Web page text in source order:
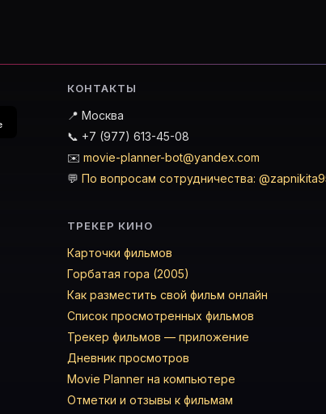
КОНТАКТЫ
📍 Москва
📞 +7 (977) 613-45-08
✉️ movie-planner-bot@yandex.com
💬 По вопросам сотрудничества:
ТРЕКЕР КИНО
Карточки фильмов
Горбатая гора (2005)
Как разместить свой фильм онлайн
Список просмотренных фильмов
Трекер фильмов — приложение
Дневник просмотров
Movie Planner на компьютере
Отметки и отзывы к фильмам